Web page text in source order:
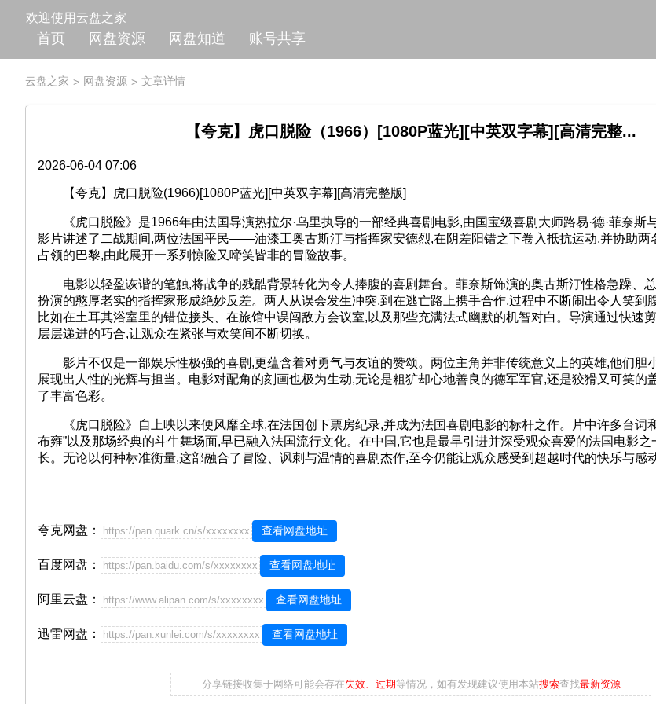
欢迎使用云盘之家
首页 网盘资源 网盘知道 账号共享
云盘之家 > 网盘资源 > 文章详情
【夸克】虎口脱险（1966）[1080P蓝光][中英双字幕][高清完整...
2026-06-04 07:06
【夸克】虎口脱险(1966)[1080P蓝光][中英双字幕][高清完整版]
《虎口脱险》是1966年由法国导演热拉尔·乌里执导的一部经典喜剧电影,由国宝级喜剧大师路易·德·菲奈斯
影片讲述了二战期间,两位法国平民——油漆工奥古斯汀与指挥家安德烈,在阴差阳错之下卷入抵抗运动,并协助两
占领的巴黎,由此展开一系列惊险又啼笑皆非的冒险故事。
电影以轻盈诙谐的笔触,将战争的残酷背景转化为令人捧腹的喜剧舞台。菲奈斯饰演的奥古斯汀性格急躁、
扮演的憨厚老实的指挥家形成绝妙反差。两人从误会发生冲突,到在逃亡路上携手合作,过程中不断闹出令人笑
比如在土耳其浴室里的错位接头、在旅馆中误闯敌方会议室,以及那些充满法式幽默的机智对白。导演通过快速
层层递进的巧合,让观众在紧张与欢笑间不断切换。
影片不仅是一部娱乐性极强的喜剧,更蕴含着对勇气与友谊的赞颂。两位主角并非传统意义上的英雄,他们胆
展现出人性的光辉与担当。电影对配角的刻画也极为生动,无论是粗犷却心地善良的德军军官,还是狡猾又可笑的
了丰富色彩。
《虎口脱险》自上映以来便风靡全球,在法国创下票房纪录,并成为法国喜剧电影的标杆之作。片中许多台词和
布雍”以及那场经典的斗牛舞场面,早已融入法国流行文化。在中国,它也是最早引进并深受观众喜爱的法国电影
长。无论以何种标准衡量,这部融合了冒险、讽刺与温情的喜剧杰作,至今仍能让观众感受到超越时代的快乐与感动
夸克网盘： https://pan.quark.cn/s/xxxxxxxx 查看网盘地址
百度网盘： https://pan.baidu.com/s/xxxxxxxx 查看网盘地址
阿里云盘： https://www.alipan.com/s/xxxxxxxx 查看网盘地址
迅雷网盘： https://pan.xunlei.com/s/xxxxxxxx 查看网盘地址
分享链接收集于网络可能会存在失效、过期等情况，如有发现建议使用本站搜索查找最新资源